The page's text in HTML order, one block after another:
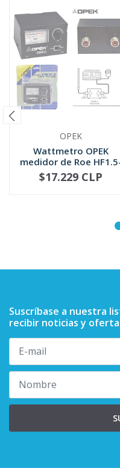
OPEK
Wattmetro OPEK
medidor de Roe
30 MHZ (SWR-2)
NO DISPONIBLE
$17.229 CLP
Suscríbase a nuestra
recibir noticias y